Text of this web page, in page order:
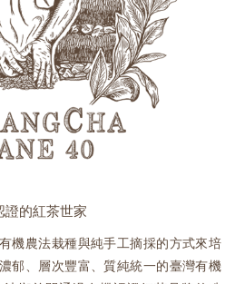
的紅茶世家
機農法栽種與純手工摘採的方式來培
郁、層次豐富、質純統一的臺灣有機